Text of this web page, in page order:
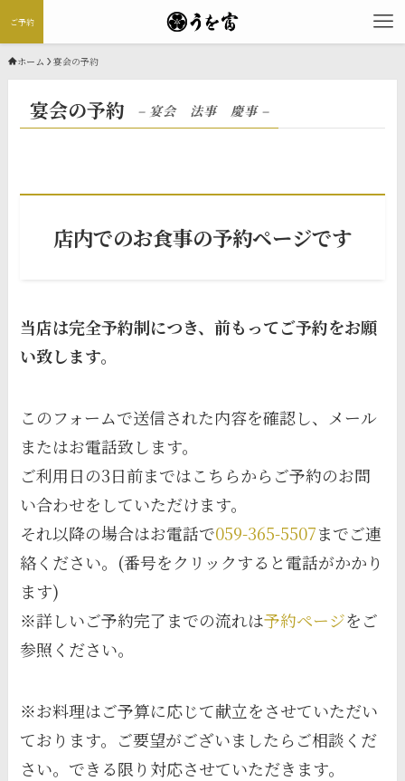
ご予約
ホーム 宴会の予約
宴会の予約 – 宴会 法事 慶事 –
店内でのお食事の予約ページです
当店は完全予約制につき、前もってご予約をお願
い致します。
このフォームで送信された内容を確認し、メール
またはお電話致します。
ご利用日の3日前まではこちらからご予約のお問
い合わせをしていただけます。
それ以降の場合はお電話で059-365-5507までご連
絡ください。(番号をクリックすると電話がかかり
ます)
※詳しいご予約完了までの流れは予約ページをご
参照ください。
※お料理はご予算に応じて献立をさせていただい
ております。ご要望がございましたらご相談くだ
さい。できる限り対応させていただきます。